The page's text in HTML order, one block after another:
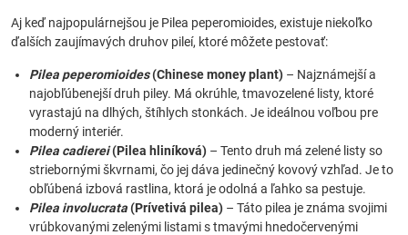
Aj keď najpopulárnejšou je Pilea peperomioides, existuje niekoľko
ďalších zaujímavých druhov pileí, ktoré môžete pestovať:
Pilea peperomioides(Chinese money plant) – Najznámejší a
najobľúbenejší druh piley. Má okrúhle, tmavozelené listy, ktoré
vyrastajú na dlhých, štíhlych stonkách. Je ideálnou voľbou pre
moderný interiér.
Pilea cadierei(Pilea hliníková) – Tento druh má zelené listy so
striebornými škvrnami, čo jej dáva jedinečný kovový vzhľad. Je to
obľúbená izbová rastlina, ktorá je odolná a ľahko sa pestuje.
Pilea involucrata(Prívetivá pilea) – Táto pilea je známa svojimi
vrúbkovanými zelenými listami s tmavými hnedočervenými